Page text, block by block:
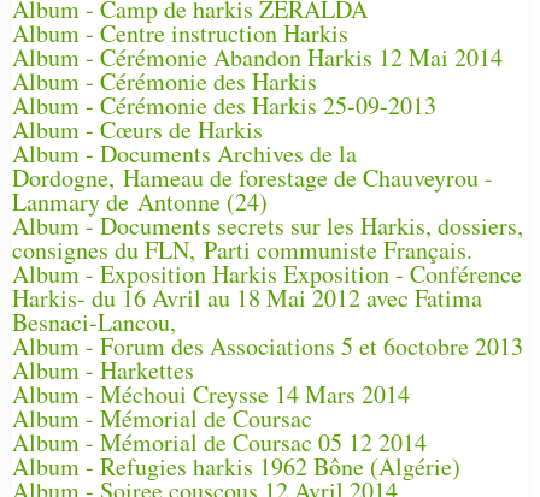
Album - Camp de harkis ZERALDA
Album - Centre instruction Harkis
Album - Cérémonie Abandon Harkis 12 Mai 2014
Album - Cérémonie des Harkis
Album - Cérémonie des Harkis 25-09-2013
Album - Cœurs de Harkis
Album - Documents Archives de la
Dordogne, Hameau de forestage de Chauveyrou -
Lanmary de Antonne (24)
Album - Documents secrets sur les Harkis, dossiers,
consignes du FLN, Parti communiste Français.
Album - Exposition Harkis Exposition - Conférence
Harkis- du 16 Avril au 18 Mai 2012 avec Fatima
Besnaci-Lancou,
Album - Forum des Associations 5 et 6octobre 2013
Album - Harkettes
Album - Méchoui Creysse 14 Mars 2014
Album - Mémorial de Coursac
Album - Mémorial de Coursac 05 12 2014
Album - Refugies harkis 1962 Bône (Algérie)